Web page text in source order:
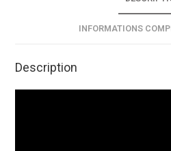
INFORMATIONS
Description